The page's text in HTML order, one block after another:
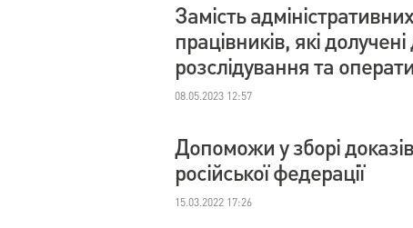
Замість
працівників, які
розслідування та
08.05.2023 12:57
Допоможи у зборі
російської федерації
15.03.2022 17:26